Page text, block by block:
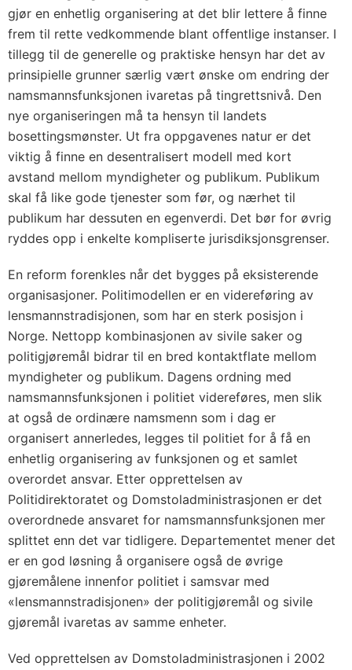
gjør en enhetlig organisering at det blir lettere å finne
frem til rette vedkommende blant offentlige instanser. I
tillegg til de generelle og praktiske hensyn har det av
prinsipielle grunner særlig vært ønske om endring der
namsmannsfunksjonen ivaretas på tingrettsnivå. Den
nye organiseringen må ta hensyn til landets
bosettingsmønster. Ut fra oppgavenes natur er det
viktig å finne en desentralisert modell med kort
avstand mellom myndigheter og publikum. Publikum
skal få like gode tjenester som før, og nærhet til
publikum har dessuten en egenverdi. Det bør for øvrig
ryddes opp i enkelte kompliserte jurisdiksjonsgrenser.
En reform forenkles når det bygges på eksisterende
organisasjoner. Politimodellen er en videreføring av
lensmannstradisjonen, som har en sterk posisjon i
Norge. Nettopp kombinasjonen av sivile saker og
politigjøremål bidrar til en bred kontaktflate mellom
myndigheter og publikum. Dagens ordning med
namsmannsfunksjonen i politiet videreføres, men slik
at også de ordinære namsmenn som i dag er
organisert annerledes, legges til politiet for å få en
enhetlig organisering av funksjonen og et samlet
overordet ansvar. Etter opprettelsen av
Politidirektoratet og Domstoladministrasjonen er det
overordnede ansvaret for namsmannsfunksjonen mer
splittet enn det var tidligere. Departementet mener det
er en god løsning å organisere også de øvrige
gjøremålene innenfor politiet i samsvar med
«lensmannstradisjonen» der politigjøremål og sivile
gjøremål ivaretas av samme enheter.
Ved opprettelsen av Domstoladministrasjonen i 2002